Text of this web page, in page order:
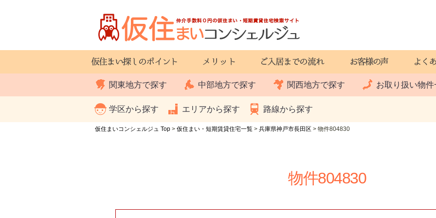
関東地方で探す 中部地方で探す 関西地方で探す お取り扱い物件
学区から探す エリアから探す 路線から探す
仮住まいコンシェルジュ Top > 仮住まい・短期賃貸住宅一覧 > 兵庫県神戸市長田区 > 物件804830
物件804830